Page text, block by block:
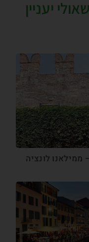
יעניין
לונציה